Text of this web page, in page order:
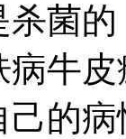
菌
牛
己的